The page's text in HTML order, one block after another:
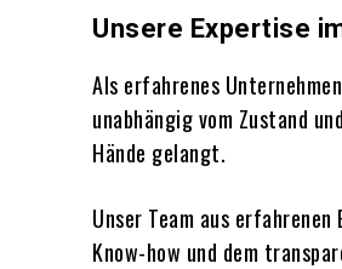
Unsere Expertise
Als erfahrenes
unabhängig vom Zustand
Hände gelangt.
Unser Team aus
Know-how und dem